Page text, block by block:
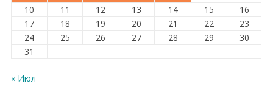
10
11 12 13 14 15
16
17
18 19 20 21 22
23
24
25 26 27 28 29
30
31
« Июл